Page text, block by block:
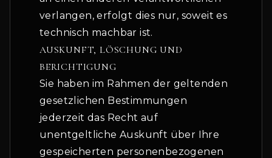
verlangen, erfolgt dies nur, soweit es
technisch machbar ist.
AUSKUNFT, LÖSCHUNG UND
BERICHTIGUNG
Sie haben im Rahmen der geltenden
gesetzlichen Bestimmungen
jederzeit das Recht auf
unentgeltliche Auskunft über Ihre
gespeicherten personenbezogenen